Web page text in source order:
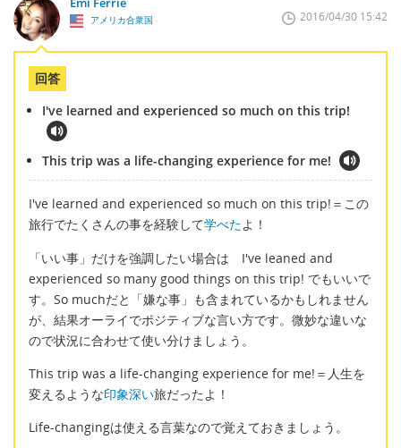
アメリカ合衆国 2016/04/30 15:42
回答
I've learned and experienced so much on this trip!
This trip was a life-changing experience for me!
I've learned and experienced so much on this trip!＝この
旅行でたくさんの事を経験して学べたよ！
「いい事」だけを強調したい場合は I've leaned and
experienced so many good things on this trip! でもいいで
す。So muchだと「嫌な事」も含まれているかもしれません
が、結果オーライでポジティブな言い方です。微妙な違いな
ので状況に合わせて使い分けましょう。
This trip was a life-changing experience for me!＝人生を
変えるような印象深い旅だったよ！
Life-changingは使える言葉なので覚えておきましょう。